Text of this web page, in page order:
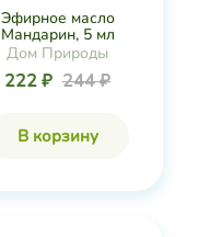
Эфирное масло
Мандарин, 5 мл
Дом Природы
222 ₽ 244 ₽
В корзину